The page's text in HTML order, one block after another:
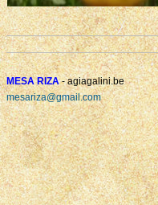
MESA RIZA- agiagalini.be
mesariza@gmail.com